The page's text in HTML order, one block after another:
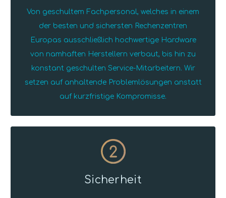
Von geschultem Fachpersonal, welches in einem
der besten und sichersten Rechenzentren
Europas ausschließlich hochwertige Hardware
von namhaften Herstellern verbaut, bis hin zu
konstant geschulten Service-Mitarbeitern. Wir
setzen auf anhaltende Problemlösungen anstatt
auf kurzfristige Kompromisse.
2
Sicherheit